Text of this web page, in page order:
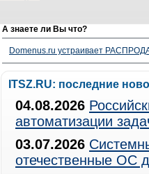
А знаете ли Вы что?
Domenus.ru устраивает
ITSZ.RU: последние
04.08.2026
автоматизации
03.07.2026
отечественные ОС